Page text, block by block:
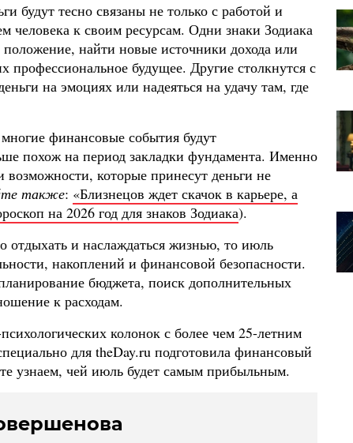
будут тесно связаны не только с работой и
человека к своим ресурсам. Одни знаки Зодиака
найти новые источники дохода или
профессиональное будущее. Другие столкнутся с
на эмоциях или надеяться на удачу там, где
финансовые события будут
похож на период закладки фундамента. Именно
возможности, которые принесут деньги не
также: «Близнецов ждет скачок в карьере, а
на 2026 год для знаков Зодиака).
отдыхать и наслаждаться жизнью, то июль
накоплений и финансовой безопасности.
бюджета, поиск дополнительных
к расходам.
колонок с более чем 25-летним
для theDay.ru подготовила финансовый
узнаем, чей июль будет самым прибыльным.